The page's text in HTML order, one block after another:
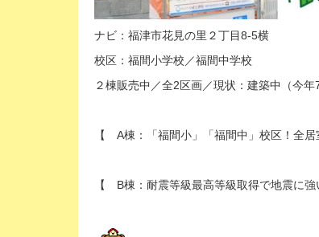
ナビ：福津市花見の里２丁目8-5横
校区：福間小学校／福間中学校
２棟販売中／全2区画／現状：建築中（今年
【 A棟：「福間小」「福間中」校区！全
【 B棟：耐震等級最高等級取得で地震に